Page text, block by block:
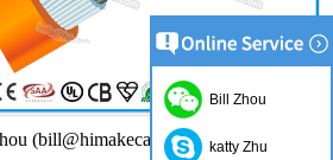
(bill@himakecable.com)
Bill Zhou
katty Zhu